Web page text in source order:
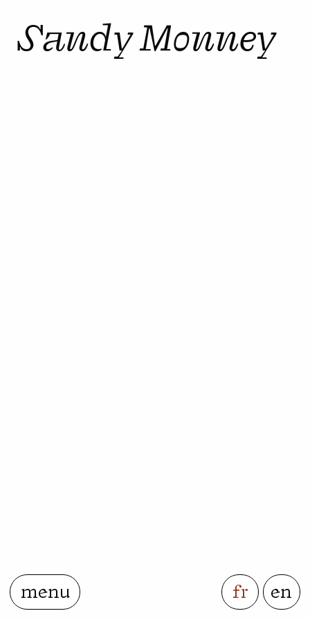
menu fr en
Sandy Monney